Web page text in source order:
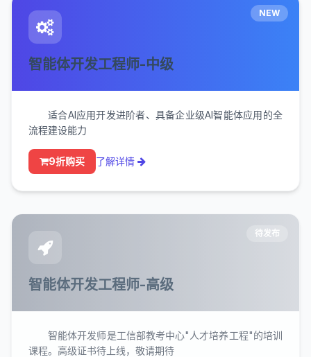
NEW
智能体开发工程师-中级
适合AI应用开发进阶者、具备企业级AI智能体应用的全
流程建设能力
9折购买 了解详情
待发布
智能体开发工程师-高级
智能体开发师是工信部教考中心"人才培养工程"的培训
课程。高级证书待上线，敬请期待